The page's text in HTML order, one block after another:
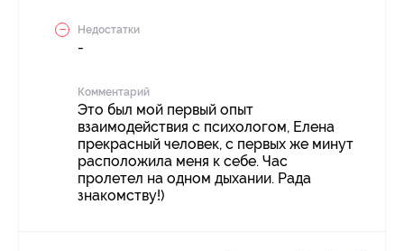
Недостатки
-
Комментарий
Это был мой первый опыт
взаимодействия с психологом, Елена
прекрасный человек, с первых же минут
расположила меня к себе. Час
пролетел на одном дыхании. Рада
знакомству!)